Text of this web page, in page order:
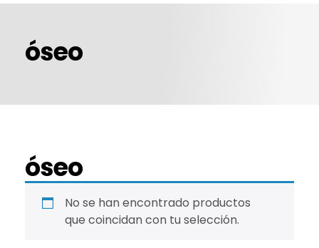
óseo
óseo
No se han encontrado productos
que coincidan con tu selección.